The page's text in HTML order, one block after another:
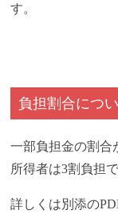
す。
負担割合につ
一部負担金の割合
所得者は3割負担で
詳しくは別添の